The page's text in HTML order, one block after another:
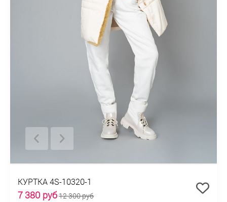
КУРТКА 4S-10320-1
7 380 руб12 300 руб